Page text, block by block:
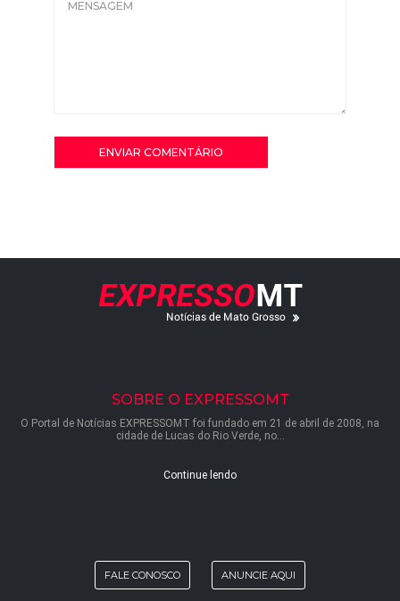
SOBRE O EXPRESSOMT
O Portal de Notícias EXPRESSOMT foi fundado em 21 de abril de 2008, na
cidade de Lucas do Rio Verde, no...
Continue lendo
FALE CONOSCO ANUNCIE AQUI